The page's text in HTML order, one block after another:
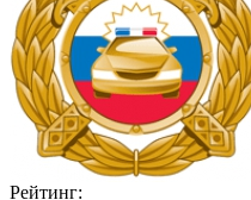
Рейтинг: